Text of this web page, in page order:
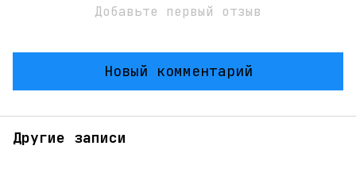
Добавьте первый отзыв
Новый комментарий
Другие записи